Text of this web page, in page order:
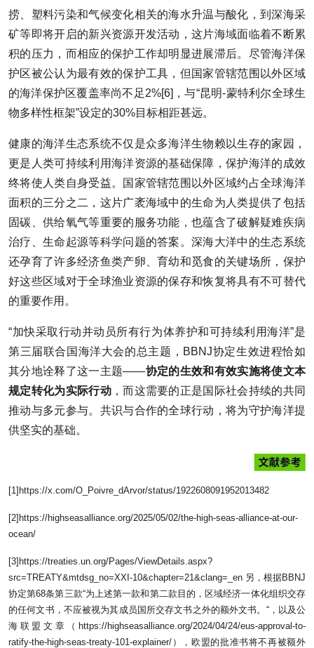
捞、塑料污染和气候变化相关的海水升温与酸化，到深海采
矿等即将开启的新兴资源开发活动，这片海域面临着不断累
积的压力，而相应的保护工作却明显进展滞后。尽管海洋保
护区被公认为最有效的保护工具，但国家管辖范围以外区域
的海洋保护区覆盖率尚不足2%[6]，与“昆明-蒙特利尔全球生
物多样性框架”设定的30%目标相距甚远。
健康的海洋生态系统不仅是众多海洋生物赖以生存的家园，
更是人类可持续利用海洋资源的基础保障，保护海洋的成效
终将使人类自身受益。国家管辖范围以外区域约占全球海洋
面积的三分之二，这片广袤海域中的生命为人类提供了包括
固碳、供给氧气等重要的服务功能，也蕴含了破解疑难疾病
治疗、生命起源等科学问题的答案。深海大洋中的生态系统
还孕育了许多经济鱼类产卵、育幼和觅食的关键场所，保护
好这些区域对于全球渔业资源的保存和恢复将具有不可替代
的重要作用。
“加快采取行动并动员所有行为体养护和可持续利用海洋”是
第三届联合国海洋大会的总主题，BBNJ协定生效进程恰如
其分地诠释了这一主题——协定的生效和有效实施将使文本
规定转化为实际行动，而这需要的正是国际社会持续的共同
推动与多元参与。共识与合作的全球行动，将为守护海洋提
供坚实的基础。
[1]https://x.com/O_Poivre_dArvor/status/1922608091952013482
[2]https://highseasalliance.org/2025/05/02/the-high-seas-alliance-at-our-
ocean/
[3]https://treaties.un.org/Pages/ViewDetails.aspx?
src=TREATY&mtdsg_no=XXI-10&chapter=21&clang=_en 另，根据BBNJ
协定第68条第三款“为上述第一款和第二款目的，区域经济一体化组织交存
的任何文书，不应被视为其成员国所交存文书之外的额外文书。“，以及公
海联盟文章（https://highseasalliance.org/2024/04/24/eus-approval-to-
ratify-the-high-seas-treaty-101-explainer/），欧盟的批准书将不再被额外